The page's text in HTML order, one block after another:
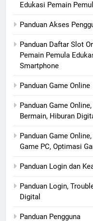
Edukasi Pemain
Panduan Akses
Panduan Daftar Slot
Pemain Pemula
Smartphone
Panduan Game Online
Panduan Game
Bermain, Hiburan
Panduan Game
Game PC, Optimasi
Panduan Login dan
Panduan Login,
Digital
Panduan Pengguna